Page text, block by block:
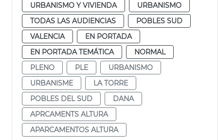
URBANISMO Y VIVIENDA
URBANISMO
TODAS LAS AUDIENCIAS
POBLES SUD
VALENCIA
EN PORTADA
EN PORTADA TEMÁTICA
NORMAL
PLENO
PLE
URBANISMO
URBANISME
LA TORRE
POBLES DEL SUD
DANA
APRCAMENTS ALTURA
APARCAMENTOS ALTURA